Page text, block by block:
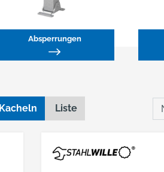
Absperrungen
Kacheln Liste